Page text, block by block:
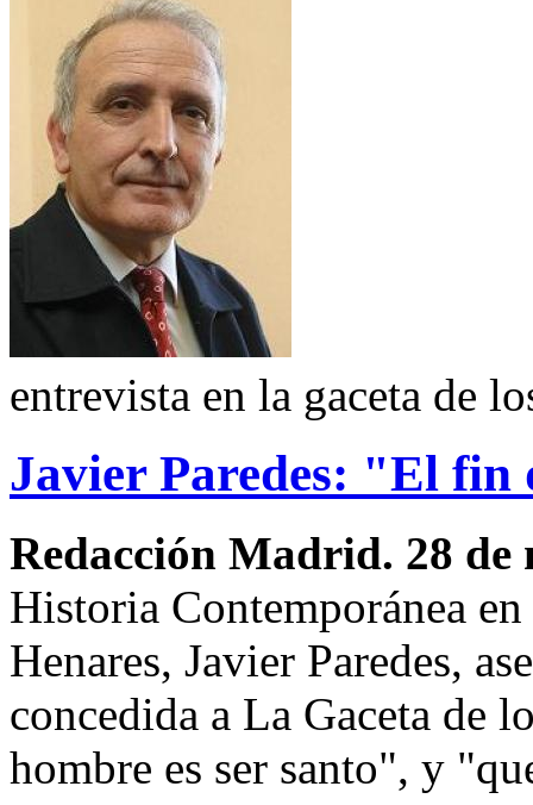
entrevista en la gaceta de
Javier Paredes: "El fin
Redacción Madrid. 28
Historia Contemporánea
Henares, Javier Paredes,
concedida a La Gaceta de
hombre es ser santo", y